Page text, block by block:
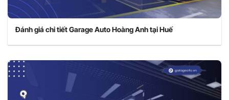
Đánh giá chi tiết Garage Auto Hoàng Anh tại Huế